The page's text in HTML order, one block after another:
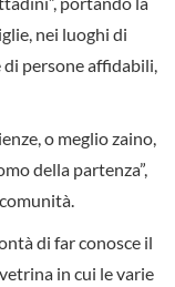
nei luoghi di
persone affidabili,
o meglio zaino,
della partenza”,
di far conosce il
in cui le varie